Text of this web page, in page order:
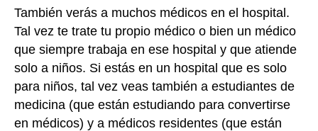
También verás a muchos médicos en el hospital.
Tal vez te trate tu propio médico o bien un médico
que siempre trabaja en ese hospital y que atiende
solo a niños. Si estás en un hospital que es solo
para niños, tal vez veas también a estudiantes de
medicina (que están estudiando para convertirse
en médicos) y a médicos residentes (que están